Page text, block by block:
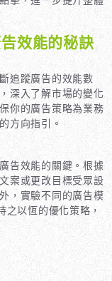
效能的秘訣
追蹤廣告的效能數
深入了解市場的變化
你的廣告策略為業務
方向指引。
告效能的關鍵。根據
案或更改目標受眾設
，實驗不同的廣告模
以恆的優化策略，